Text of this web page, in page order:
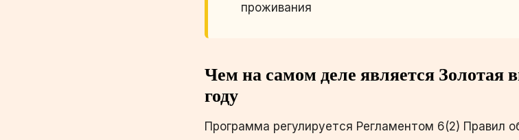
проживания
Чем на самом деле является Золотая
году
Программа регулируется Регламентом 6(2) Правил